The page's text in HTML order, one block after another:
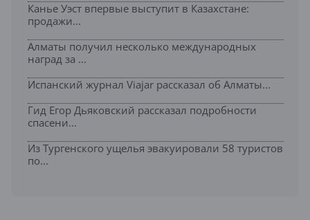
Канье Уэст впервые выступит в Казахстане:
продажи...
Алматы получил несколько международных
наград за ...
Испанский журнал Viajar рассказал об Алматы...
Гид Егор Дьяковский рассказал подробности
спасени...
Из Тургенского ущелья эвакуировали 58 туристов
по...